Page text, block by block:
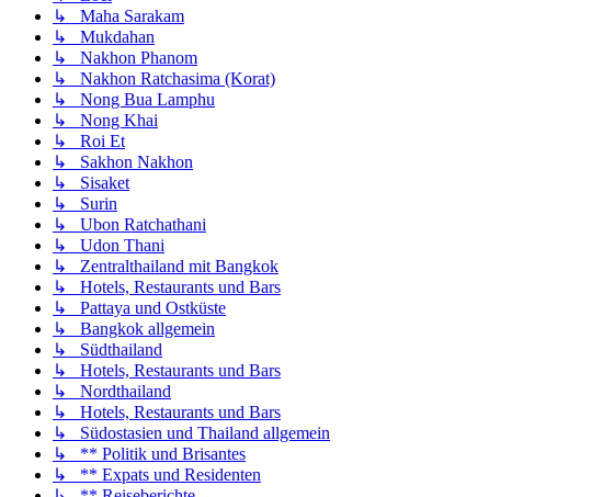
↳ Maha Sarakam
↳ Mukdahan
↳ Nakhon Phanom
↳ Nakhon Ratchasima (Korat)
↳ Nong Bua Lamphu
↳ Nong Khai
↳ Roi Et
↳ Sakhon Nakhon
↳ Sisaket
↳ Surin
↳ Ubon Ratchathani
↳ Udon Thani
↳ Zentralthailand mit Bangkok
↳ Hotels, Restaurants und Bars
↳ Pattaya und Ostküste
↳ Bangkok allgemein
↳ Südthailand
↳ Hotels, Restaurants und Bars
↳ Nordthailand
↳ Hotels, Restaurants und Bars
↳ Südostasien und Thailand allgemein
↳ ** Politik und Brisantes
↳ ** Expats und Residenten